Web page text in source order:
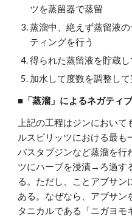
ツを蒸留器で蒸留
蒸溜中、絶えず蒸留液
ティングを行う
得られた蒸留液を貯蔵
加水して度数を調整し
■「蒸溜」によるネガティ
上記の工程はジンにおい
ルスピリッツにおける最も
バスタブジンなど蒸溜を行
ツにハーブを浸漬→ろ過す
る。ただし、ことアブサン
ある。なぜなら、アブサン
タニカルである「ニガヨモ